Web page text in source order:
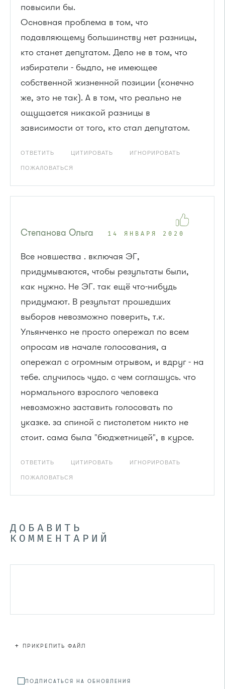
повысили бы.
Основная проблема в том, что
подавляющему большинству нет разницы,
кто станет депутатом. Дело не в том, что
избиратели - быдло, не имеющее
собственной жизненной позиции (конечно
же, это не так). А в том, что реально не
ощущается никакой разницы в
зависимости от того, кто стал депутатом.
ОТВЕТИТЬ ЦИТИРОВАТЬ ИГНОРИРОВАТЬ
ПОЖАЛОВАТЬСЯ
Степанова Ольга 14 ЯНВАРЯ 2020
Все новшества . включая ЭГ,
придумываются, чтобы результаты были,
как нужно. Не ЭГ. так ещё что-нибудь
придумают. В результат прошедших
выборов невозможно поверить, т.к.
Ульянченко не просто опережал по всем
опросам ив начале голосования, а
опережал с огромным отрывом, и вдруг - на
тебе. случилось чудо. с чем соглашусь. что
нормального взрослого человека
невозможно заставить голосовать по
указке. за спиной с пистолетом никто не
стоит. сама была "бюджетницей", в курсе.
ОТВЕТИТЬ ЦИТИРОВАТЬ ИГНОРИРОВАТЬ
ПОЖАЛОВАТЬСЯ
ДОБАВИТЬ
КОММЕНТАРИЙ
+ ПРИКРЕПИТЬ ФАЙЛ
ПОДПИСАТЬСЯ НА ОБНОВЛЕНИЯ